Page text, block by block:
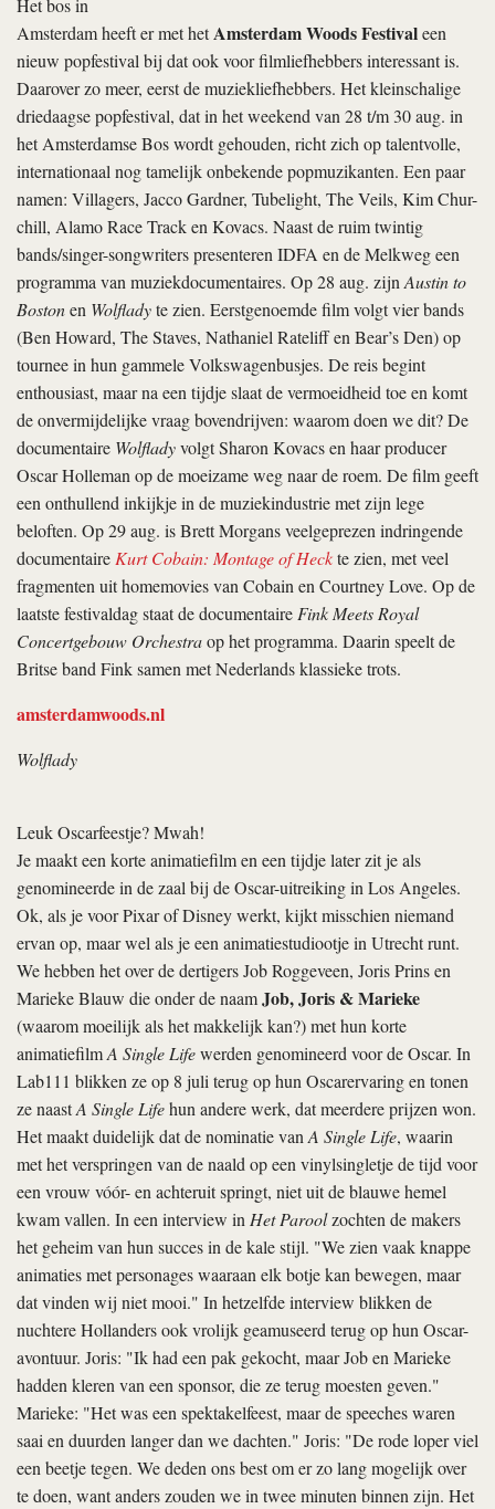
Het bos in
Amsterdam heeft er met hetAmsterdam Woods Festivaleen
nieuw popfestival bij dat ook voor filmliefhebbers interessant is.
Daarover zo meer, eerst de mu­ziek­liefhebbers. Het kleinschalige
driedaagse popfestival, dat in het weekend van 28 t/m 30 aug. in
het Amsterdamse Bos wordt gehouden, richt zich op talentvolle,
internationaal nog tamelijk onbekende popmuzikanten. Een paar
namen: Villagers, Jacco Gardner, Tubelight, The Veils, Kim Chur-
chill, Alamo Race Track en Kovacs. Naast de ruim twintig
bands/singer-songwriters presenteren IDFA en de Melkweg een
programma van muziekdocumentaires. Op 28 aug. zijnAustin to
Bostonen Wolfladyte zien. Eerstgenoemde film volgt vier bands
(Ben Howard, The Staves, Nathaniel Rateliff en Bear’s Den) op
tournee in hun gammele Volkswagenbusjes. De reis begint
enthousiast, maar na een tijdje slaat de vermoeidheid toe en komt
de onvermijdelijke vraag bovendrijven: waarom doen we dit? De
documentaire Wolfladyvolgt Sharon Kovacs en haar producer
Oscar Holleman op de moeizame weg naar de roem. De film geeft
een onthullend inkijkje in de muziekindustrie met zijn lege
beloften. Op 29 aug. is Brett Morgans veelgeprezen indringende
documentaireKurt Cobain: Montage of Heckte zien, met veel
fragmenten uit homemovies van Cobain en Courtney Love. Op de
laatste festivaldag staat de documentaireFink Meets Royal
Concertgebouw Orchestraop het programma. Daarin speelt de
Britse band Fink samen met Nederlands klassieke trots.
amsterdamwoods.nl
Wolflady
Leuk Oscarfeestje? Mwah!
Je maakt een korte animatiefilm en een tijdje later zit je als
genomineerde in de zaal bij de Oscar-uitreiking in Los Angeles.
Ok, als je voor Pixar of Disney werkt, kijkt misschien niemand
ervan op, maar wel als je een animatiestudiootje in Utrecht runt.
We hebben het over de dertigers Job Roggeveen, Joris Prins en
Marieke Blauw die onder de naamJob, Joris & Marieke
(waarom moeilijk als het makkelijk kan?) met hun korte
animatiefilmA Single Lifewerden genomineerd voor de Oscar. In
Lab111 blikken ze op 8 juli terug op hun Oscarervaring en tonen
ze naastA Single Lifehun andere werk, dat meerdere prijzen won.
Het maakt duidelijk dat de nominatie vanA Single Life, waarin
met het verspringen van de naald op een vinylsingletje de tijd voor
een vrouw vóór- en achteruit springt, niet uit de blauwe hemel
kwam vallen. In een interview inHet Paroolzochten de makers
het geheim van hun succes in de kale stijl. "We zien vaak knappe
animaties met personages waaraan elk botje kan bewegen, maar
dat vinden wij niet mooi." In hetzelfde interview blikken de
nuchtere Hollanders ook vrolijk geamuseerd terug op hun Oscar-
avontuur. Joris: "Ik had een pak gekocht, maar Job en Marieke
hadden kleren van een sponsor, die ze terug moesten geven."
Marieke: "Het was een spektakelfeest, maar de speeches waren
saai en duurden langer dan we dachten." Joris: "De rode loper viel
een beetje tegen. We deden ons best om er zo lang mogelijk over
te doen, want anders zouden we in twee minuten binnen zijn. Het